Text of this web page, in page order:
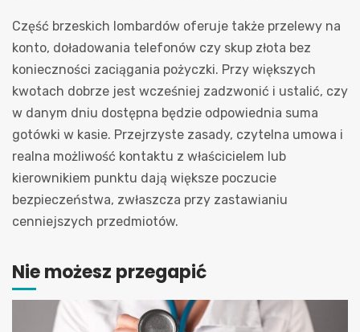
Część brzeski​ch lombardów oferuje także przelewy na
konto, doładowania telefonów czy skup złota bez
konieczności zaciągania pożyczki. Przy większych
kwotach dobrze jest wcześniej zadzwonić i ustalić, czy
w danym dniu dostępna będzie odpowiednia suma
gotówki w kasie. Przejrzyste zasady, czytelna umowa i
realna możliwość kontaktu z właścicielem lub
kierownikiem punktu dają większe poczucie
bezpieczeństwa, zwłaszcza przy zastawianiu
cenniejszych przedmiotów.
Nie możesz przegapić